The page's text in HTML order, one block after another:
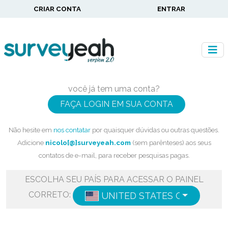
CRIAR CONTA ENTRAR
você já tem uma conta?
FAÇA LOGIN EM SUA CONTA
Não hesite em nos contatar por quaisquer dúvidas ou outras questões.
Adicione nicolo[@]surveyeah.com(sem parênteses) aos seus
contatos de e-mail, para receber pesquisas pagas.
ESCOLHA SEU PAÍS PARA ACESSAR O PAINEL
CORRETO:
UNITED STATES OF